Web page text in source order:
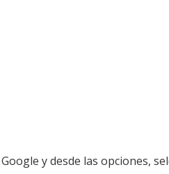
y desde las opciones,